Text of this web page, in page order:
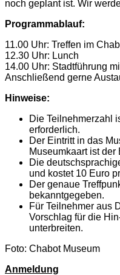
noch geplant ist. Wir
Programmablauf:
11.00 Uhr: Treffen im
12.30 Uhr: Lunch
14.00 Uhr: Stadtführung
Anschließend gerne
Hinweise:
Die Teilnehmerzahl
erforderlich.
Der Eintritt in das
Museumkaart ist der
Die
und kostet 10 Euro
Der genaue
bekanntgegeben.
Für Teilnehmer aus
Vorschlag für die
unterbreiten.
Foto: Chabot Museum
Anmeldung